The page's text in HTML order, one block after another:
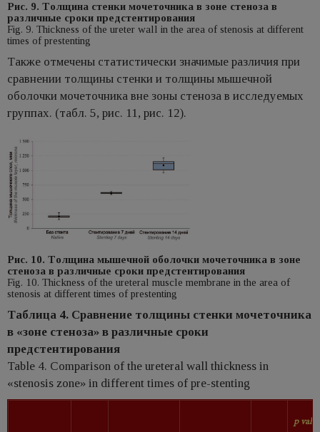
Рис. 9. Tолщинa стенки мочеточника в зоне стеноза в
различные сроки предстентирования
Fig. 9. Thickness of the ureter wall in the area of stenosis at different
times of prestenting
Также отмечены статистически значимые различия при
сравнении толщины стенки и толщины мышечной
оболочки мочеточника вне зоны стеноза в исследуемых
группах. (табл. 5, рис. 11, рис. 12).
Рис. 10. Tолщинa мышечной оболочки мочеточника в зоне
стеноза в различные сроки предстентирования
Fig. 10. Thickness of the ureteral muscle membrane in the area of
stenosis at different times of prestenting
Таблица 4. Сравнение толщины стенки мочеточника
в «зонe стеноза» в различные сроки
предстентирования
Table 4. Comparison of the ureteral wall thickness in
«stenosis zone» in different times of pre-stenting
p value